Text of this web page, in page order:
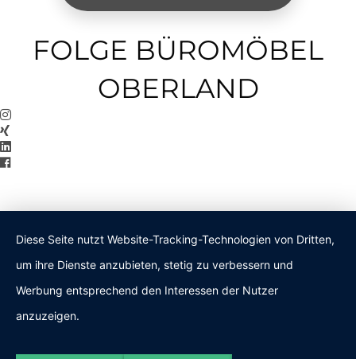
FOLGE BÜROMÖBEL
OBERLAND
Diese Seite nutzt Website-Tracking-Technologien von Dritten,
um ihre Dienste anzubieten, stetig zu verbessern und
Werbung entsprechend den Interessen der Nutzer
anzuzeigen.